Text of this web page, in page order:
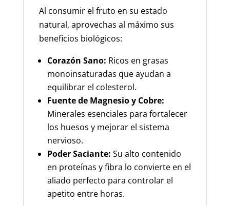
Al consumir el fruto en su estado
natural, aprovechas al máximo sus
beneficios biológicos:
Corazón Sano: Ricos en grasas
monoinsaturadas que ayudan a
equilibrar el colesterol.
Fuente de Magnesio y Cobre:
Minerales esenciales para fortalecer
los huesos y mejorar el sistema
nervioso.
Poder Saciante: Su alto contenido
en proteínas y fibra lo convierte en el
aliado perfecto para controlar el
apetito entre horas.